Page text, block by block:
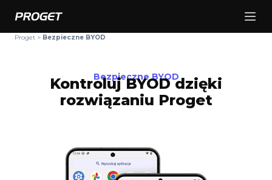
Proget > Bezpieczne BYOD
Bezpieczne BYOD
Kontroluj BYOD dzięki
rozwiązaniu Proget